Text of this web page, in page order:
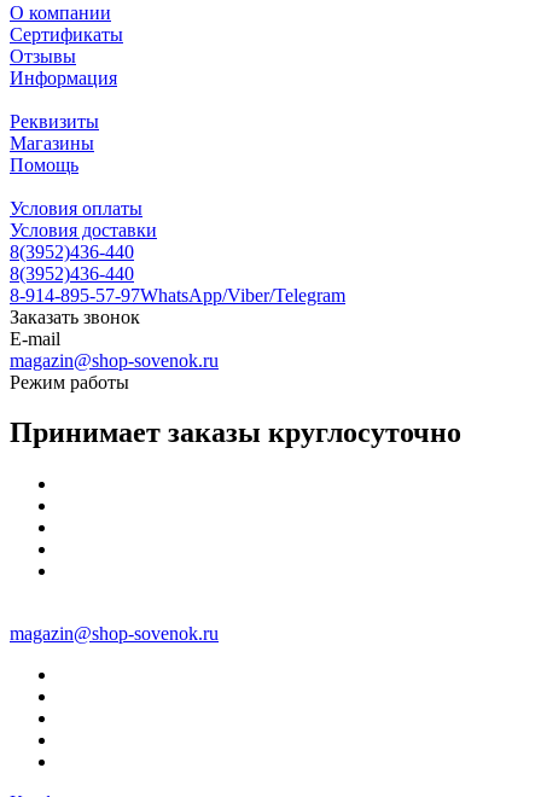
О компании
Сертификаты
Отзывы
Информация
Реквизиты
Магазины
Помощь
Условия оплаты
Условия доставки
8(3952)436-440
8(3952)436-440
8-914-895-57-97WhatsApp/Viber/Telegram
Заказать звонок
E-mail
magazin@shop-sovenok.ru
Режим работы
Принимает заказы круглосуточно
magazin@shop-sovenok.ru